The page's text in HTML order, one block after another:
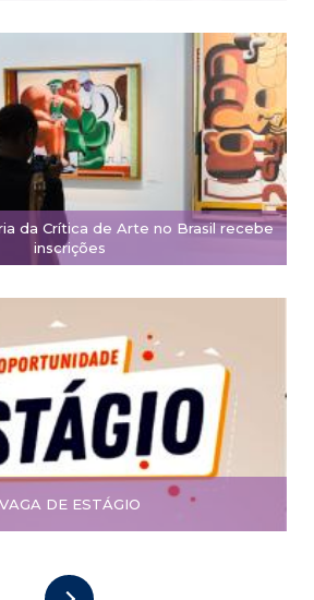
da Crítica de Arte no Brasil recebe
inscrições
VAGA DE ESTÁGIO